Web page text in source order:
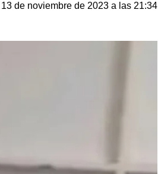
13 de noviembre de 2023 a las 21:34